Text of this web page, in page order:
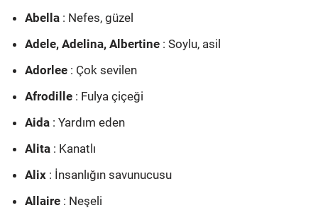
Abella : Nefes, güzel
Adele, Adelina, Albertine : Soylu, asil
Adorlee : Çok sevilen
Afrodille : Fulya çiçeği
Aida : Yardım eden
Alita : Kanatlı
Alix : İnsanlığın savunucusu
Allaire : Neşeli